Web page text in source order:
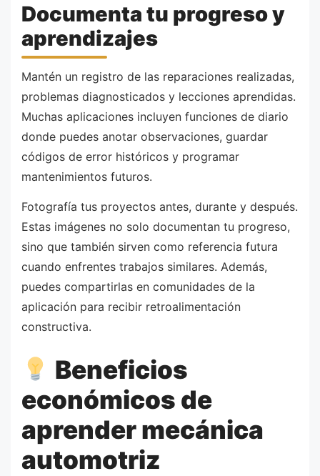
Documenta tu progreso y
aprendizajes
Mantén un registro de las reparaciones realizadas,
problemas diagnosticados y lecciones aprendidas.
Muchas aplicaciones incluyen funciones de diario
donde puedes anotar observaciones, guardar
códigos de error históricos y programar
mantenimientos futuros.
Fotografía tus proyectos antes, durante y después.
Estas imágenes no solo documentan tu progreso,
sino que también sirven como referencia futura
cuando enfrentes trabajos similares. Además,
puedes compartirlas en comunidades de la
aplicación para recibir retroalimentación
constructiva.
Beneficios
económicos de
aprender mecánica
automotriz